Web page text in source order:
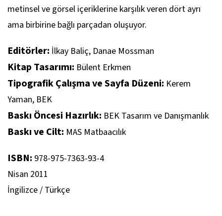
metinsel ve görsel içeriklerine karşılık veren dört ayrı
ama birbirine bağlı parçadan oluşuyor.
Editörler: İlkay Baliç, Danae Mossman
Kitap Tasarımı: Bülent Erkmen
Tipografik Çalışma ve Sayfa Düzeni: Kerem
Yaman, BEK
Baskı Öncesi Hazırlık: BEK Tasarım ve Danışmanlık
Baskı ve Cilt: MAS Matbaacılık
ISBN: 978-975-7363-93-4
Nisan 2011
İngilizce / Türkçe